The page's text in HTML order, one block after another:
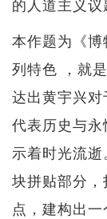
本作题为《
列特色 ，就
达出黄宇兴
代表历史与
示着时光流
块拼贴部分
点，建构出